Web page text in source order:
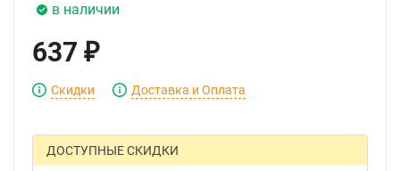
в наличии
637 ₽
Скидки Доставка и Оплата
ДОСТУПНЫЕ СКИДКИ